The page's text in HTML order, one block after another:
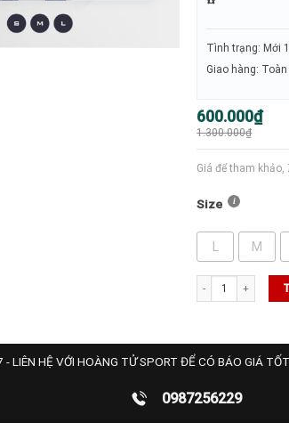
Tình trạng: Mới
Giao hàng:
1.300.000₫
Giá
gốc
là:
600.000₫
Giá
hiện
tại
Giá để tham
Size
M
SALE ADIDAS số
- LIÊN HỆ VỚI HOÀNG TỬ SPORT ĐỂ CÓ BÁO GIÁ
0987256229